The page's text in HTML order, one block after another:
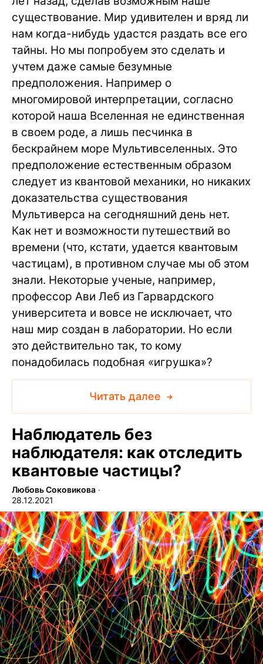
существование. Мир удивителен и вряд ли
нам когда-нибудь удастся раздать все его
тайны. Но мы попробуем это сделать и
учтем даже самые безумные
предположения. Например о
многомировой интерпретации, согласно
которой наша Вселенная не единственная
в своем роде, а лишь песчинка в
бескрайнем море Мультивселенных. Это
предположение естественным образом
следует из квантовой механики, но никаких
доказательства существования
Мультиверса на сегодняшний день нет.
Как нет и возможности путешествий во
времени (что, кстати, удается квантовым
частицам), в противном случае мы об этом
знали. Некоторые ученые, например,
профессор Ави Леб из Гарвардского
университета и вовсе не исключает, что
наш мир создан в лаборатории. Но если
это действительно так, то кому
понадобилась подобная «игрушка»?
Читать далее
Наблюдатель без
наблюдателя: как отследить
квантовые частицы?
Любовь Соковикова ∙
28.12.2021